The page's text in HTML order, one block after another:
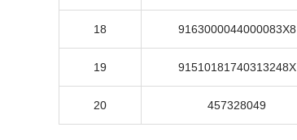
18 9163000044000083X8
19 91510181740313248X
20 457328049